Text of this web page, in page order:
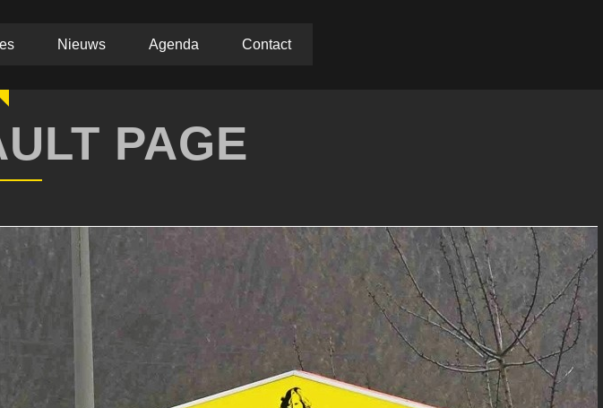
Nieuws Agenda Contact
PAGE